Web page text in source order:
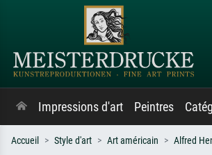
Impressions d'art Peintres
Accueil Style d'art Art américain Alfred